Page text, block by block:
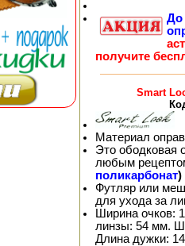
До
получите
Smart
Материал
Это ободковая
любым
поликарбонат)
Футляр или
для ухода за
Ширина очков:
линзы: 54 мм.
Длина дужки: